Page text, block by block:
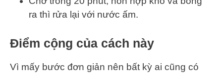
ra thì rửa lại với nước ấm.
Điểm cộng của cách này
Vì mấy bước đơn giản nên bất kỳ ai cũng có